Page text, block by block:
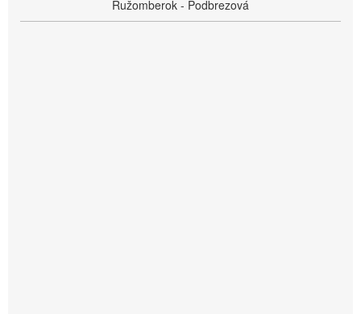
Ružomberok - Podbrezová